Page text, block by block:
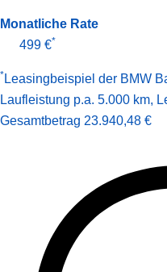
Monatliche Rate
499 €*
* Leasingbeispiel der BMW
Laufleistung p.a. 5.000 km,
Gesamt­betrag 23.940,48 €